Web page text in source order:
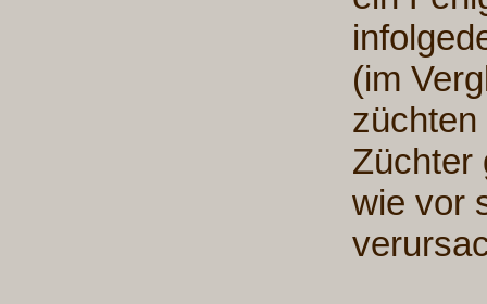
(im
Züchter
wie vor